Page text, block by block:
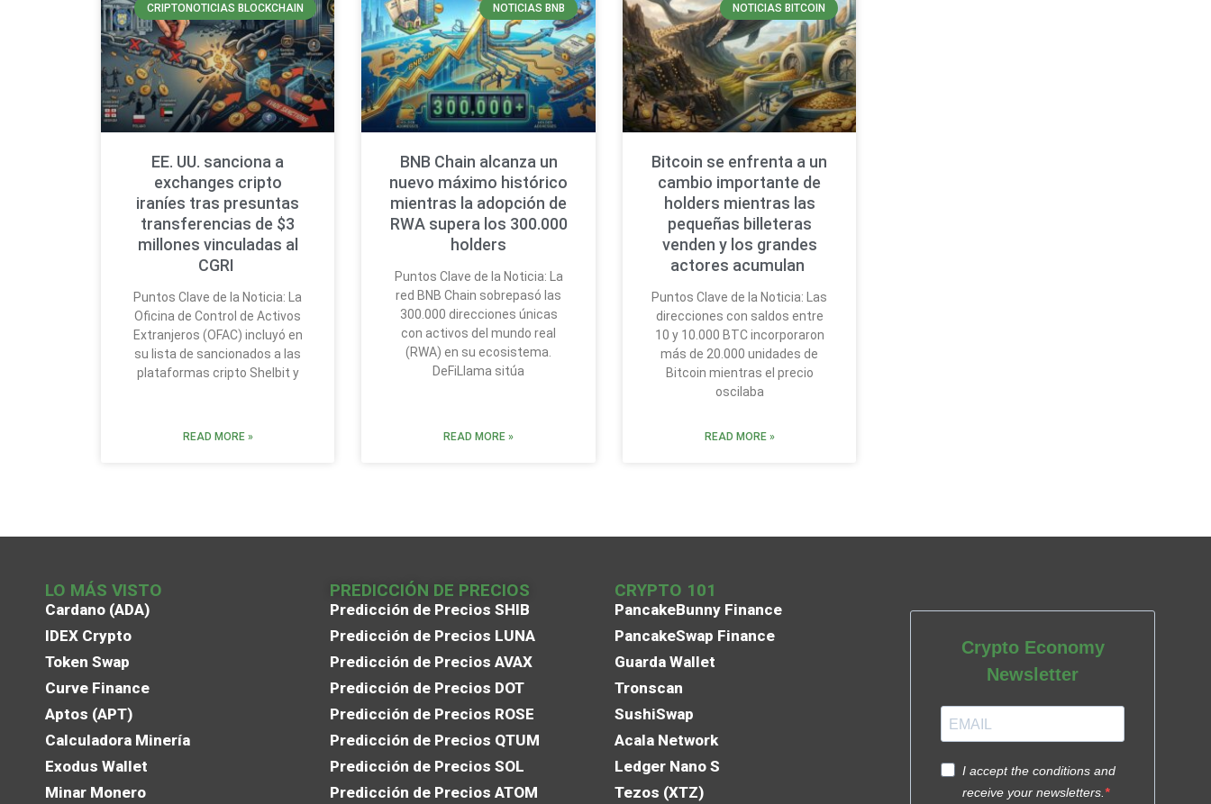
CRIPTONOTICIAS BLOCKCHAIN
EE. UU. sanciona a
exchanges cripto
iraníes tras presuntas
transferencias de $3
millones vinculadas al
CGRI
Puntos Clave de la Noticia: La
Oficina de Control de Activos
Extranjeros (OFAC) incluyó en
su lista de sancionados a las
plataformas cripto Shelbit y
READ MORE »
NOTICIAS BNB
BNB Chain alcanza un
nuevo máximo histórico
mientras la adopción de
RWA supera los 300.000
holders
Puntos Clave de la Noticia: La
red BNB Chain sobrepasó las
300.000 direcciones únicas
con activos del mundo real
(RWA) en su ecosistema.
DeFiLlama sitúa
READ MORE »
NOTICIAS BITCOIN
Bitcoin se enfrenta a un
cambio importante de
holders mientras las
pequeñas billeteras
venden y los grandes
actores acumulan
Puntos Clave de la Noticia: Las
direcciones con saldos entre
10 y 10.000 BTC incorporaron
más de 20.000 unidades de
Bitcoin mientras el precio
oscilaba
READ MORE »
LO MÁS VISTO
Cardano (ADA)
IDEX Crypto
Token Swap
Curve Finance
Aptos (APT)
Calculadora Minería
Exodus Wallet
Minar Monero
PREDICCIÓN DE PRECIOS
Predicción de Precios SHIB
Predicción de Precios LUNA
Predicción de Precios AVAX
Predicción de Precios DOT
Predicción de Precios ROSE
Predicción de Precios QTUM
Predicción de Precios SOL
Predicción de Precios ATOM
CRYPTO 101
PancakeBunny Finance
PancakeSwap Finance
Guarda Wallet
Tronscan
SushiSwap
Acala Network
Ledger Nano S
Tezos (XTZ)
Crypto Economy
Newsletter
I accept the conditions and
receive your newsletters.